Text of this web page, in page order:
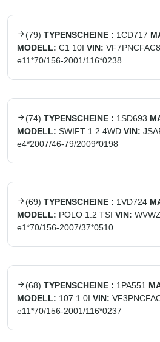
(79) TYPENSCHEINE : 1CD717
MODELL: C1 10I VIN:
e11*70/156-2001/116*0238
(74) TYPENSCHEINE : 1SD693
MODELL: SWIFT 1.2 4WD VIN:
e4*2007/46-79/2009*0198
(69) TYPENSCHEINE : 1VD724
MODELL: POLO 1.2 TSI VIN:
e1*70/156-2007/37*0510
(68) TYPENSCHEINE : 1PA551
MODELL: 107 1.0I VIN:
e11*70/156-2001/116*0237